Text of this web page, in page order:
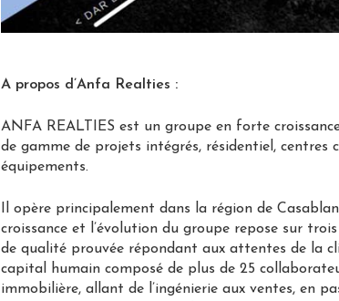
A propos d’Anfa Realties :
ANFA REALTIES est un groupe en forte
de gamme de projets intégrés, résidentiel, centres
équipements.
Il opère principalement dans la région de
croissance et l’évolution du groupe repose sur
de qualité prouvée répondant aux attentes de la
capital humain composé de plus de 25
immobilière, allant de l’ingénierie aux ventes, en